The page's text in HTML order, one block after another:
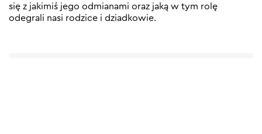
się z jakimiś jego odmianami oraz jaką w tym rolę
odegrali nasi rodzice i dziadkowie.